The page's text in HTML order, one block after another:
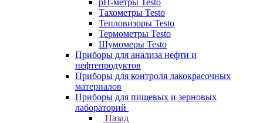
pH-метры Testo
Тахометры Testo
Тепловизоры Testo
Термометры Testo
Шумомеры Testo
Приборы для анализа нефти и
нефтепродуктов
Приборы для контроля лакокрасочных
материалов
Приборы для пищевых и зерновых
лабораторий
Назад